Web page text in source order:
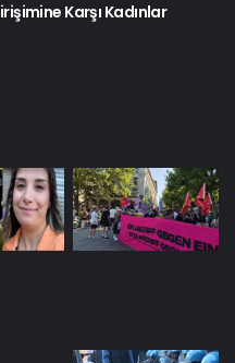
Karşı Kadınlar